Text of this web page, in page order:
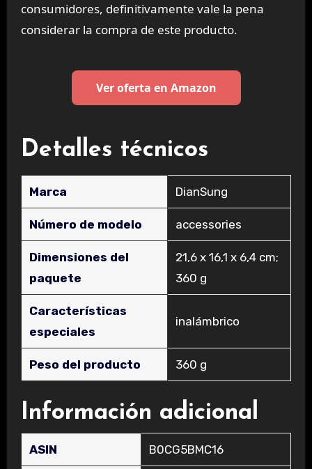
consumidores, definitivamente vale la pena
considerar la compra de este producto.
Ver oferta en Amazon
Detalles técnicos
Marca ‎DianSung
Número de modelo ‎accessories
Dimensiones del
paquete
‎21,6 x 16,1 x 6,4 cm;
360 g
Características
especiales
‎inalámbrico
Peso del producto ‎360 g
Información adicional
ASIN B0CG5BMC16